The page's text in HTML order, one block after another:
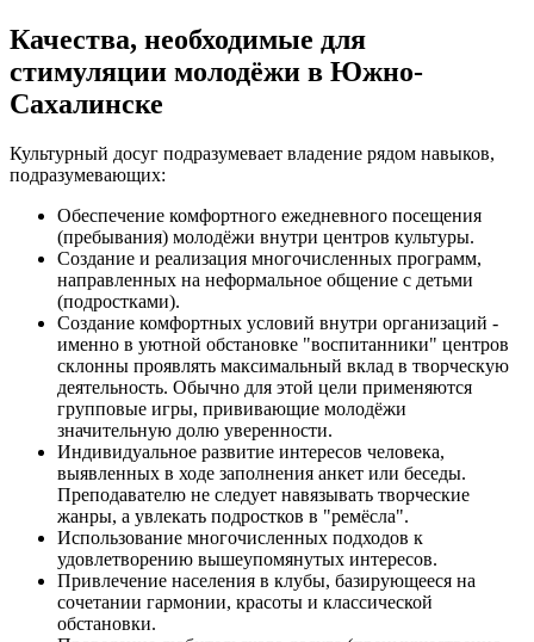
Качества, необходимые для
стимуляции молодёжи в Южно-
Сахалинске
Культурный досуг подразумевает владение рядом навыков,
подразумевающих:
Обеспечение комфортного ежедневного посещения
(пребывания) молодёжи внутри центров культуры.
Создание и реализация многочисленных программ,
направленных на неформальное общение с детьми
(подростками).
Создание комфортных условий внутри организаций -
именно в уютной обстановке "воспитанники" центров
склонны проявлять максимальный вклад в творческую
деятельность. Обычно для этой цели применяются
групповые игры, прививающие молодёжи
значительную долю уверенности.
Индивидуальное развитие интересов человека,
выявленных в ходе заполнения анкет или беседы.
Преподавателю не следует навязывать творческие
жанры, а увлекать подростков в "ремёсла".
Использование многочисленных подходов к
удовлетворению вышеупомянутых интересов.
Привлечение населения в клубы, базирующееся на
сочетании гармонии, красоты и классической
обстановки.